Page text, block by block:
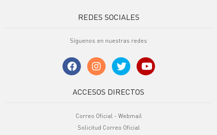
REDES SOCIALES
Síguenos en nuestras redes
ACCESOS DIRECTOS
Correo Oficial - Webmail
Solicitud Correo Oficial